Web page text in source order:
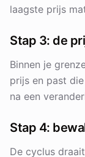
laagste prijs
Stap 3: de
Binnen je
prijs en past
na een
Stap 4:
De cyclus